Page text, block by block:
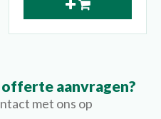
aanvragen?
met ons op